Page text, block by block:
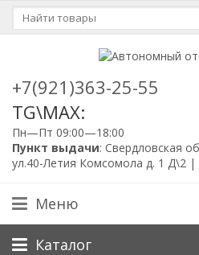
+7(921)363-25-55
TG\MAX:
Пн—Пт 09:00—18:00
Пункт выдачи: Свердловская
ул.40-Летия Комсомола д. 1 Д\2 |
Меню
Каталог